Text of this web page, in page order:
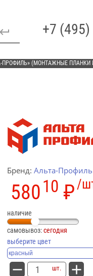
+7
ПРОФИЛЬ» (МОНТАЖНЫЕ ПЛАНКИ
Бренд: Альта-Профиль
/
58010 ₽
наличие
самовывоз:сегодня
выберите цвет
шт.